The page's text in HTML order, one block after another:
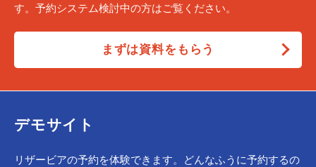
す。予約システム検討中の方はご覧ください。
まずは資料をもらう
デモサイト
リザービアの予約を体験できます。どんなふうに予約するの